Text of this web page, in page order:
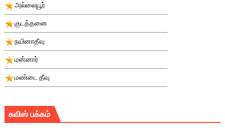
அல்லையூர்
குடத்தனை
நயினாதீவு
மன்னார்
மண்டை தீவு
சுவிஸ் பக்கம்